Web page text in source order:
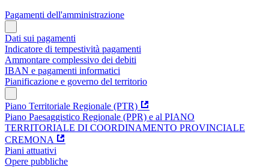
Pagamenti dell'amministrazione
Dati sui pagamenti
Indicatore di tempestività pagamenti
Ammontare complessivo dei debiti
IBAN e pagamenti informatici
Pianificazione e governo del territorio
Piano Territoriale Regionale (PTR)
Piano Paesaggistico Regionale (PPR) e al PIANO
TERRITORIALE DI COORDINAMENTO PROVINCIALE
CREMONA
Piani attuativi
Opere pubbliche